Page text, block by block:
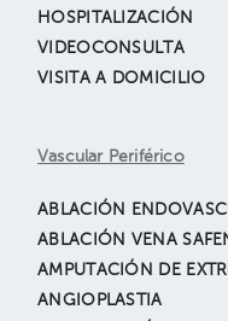
HOSPITALIZACIÓN
VIDEOCONSULTA
VISITA A DOMICILIO
Vascular Periférico
ABLACIÓN VENA
AMPUTACIÓN DE
ANGIOPLASTIA